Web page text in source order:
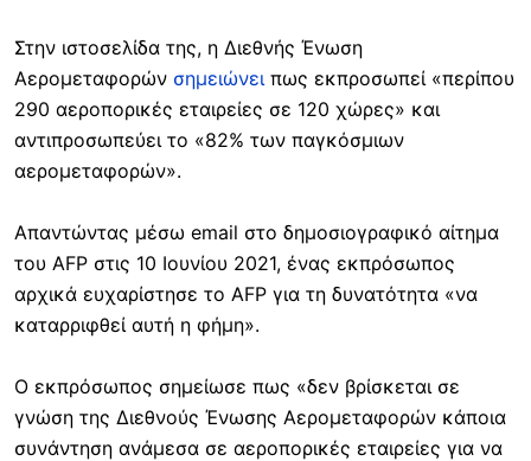
Στην ιστοσελίδα της, η Διεθνής Ένωση
Αερομεταφορών σημειώνειπως εκπροσωπεί «περίπου
290 αεροπορικές εταιρείες σε 120 χώρες» και
αντιπροσωπεύει το «82% των παγκόσμιων
αερομεταφορών».
Απαντώντας μέσω email στο δημοσιογραφικό αίτημα
του AFP στις 10 Ιουνίου 2021, ένας εκπρόσωπος
αρχικά ευχαρίστησε το AFP για τη δυνατότητα «να
καταρριφθεί αυτή η φήμη».
Ο εκπρόσωπος σημείωσε πως «δεν βρίσκεται σε
γνώση της Διεθνούς Ένωσης Αερομεταφορών κάποια
συνάντηση ανάμεσα σε αεροπορικές εταιρείες για να